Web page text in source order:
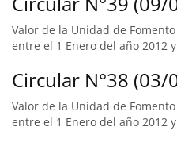
Valor de la Unidad de
entre el 1 Enero del año 2012
Circular N°38 (03/
Valor de la Unidad de
entre el 1 Enero del año 2012